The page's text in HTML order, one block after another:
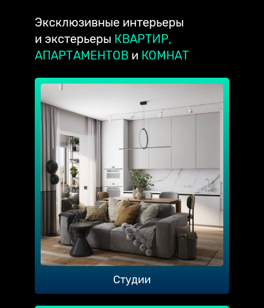
Эксклюзивные интерьеры
и экстерьеры КВАРТИР,
АПАРТАМЕНТОВ и КОМНАТ
Студии